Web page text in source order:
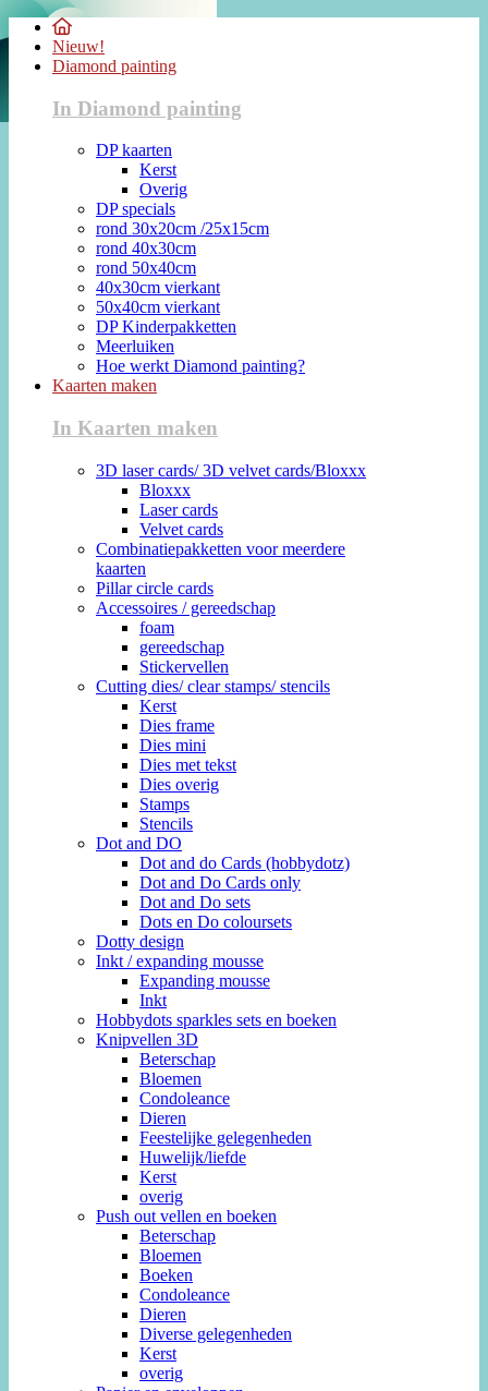
Nieuw!
Diamond painting
In Diamond painting
DP kaarten
Kerst
Overig
DP specials
rond 30x20cm /25x15cm
rond 40x30cm
rond 50x40cm
40x30cm vierkant
50x40cm vierkant
DP Kinderpakketten
Meerluiken
Hoe werkt Diamond painting?
Kaarten maken
In Kaarten maken
3D laser cards/ 3D velvet cards/Bloxxx
Bloxxx
Laser cards
Velvet cards
Combinatiepakketten voor meerdere
kaarten
Pillar circle cards
Accessoires / gereedschap
foam
gereedschap
Stickervellen
Cutting dies/ clear stamps/ stencils
Kerst
Dies frame
Dies mini
Dies met tekst
Dies overig
Stamps
Stencils
Dot and DO
Dot and do Cards (hobbydotz)
Dot and Do Cards only
Dot and Do sets
Dots en Do coloursets
Dotty design
Inkt / expanding mousse
Expanding mousse
Inkt
Hobbydots sparkles sets en boeken
Knipvellen 3D
Beterschap
Bloemen
Condoleance
Dieren
Feestelijke gelegenheden
Huwelijk/liefde
Kerst
overig
Push out vellen en boeken
Beterschap
Bloemen
Boeken
Condoleance
Dieren
Diverse gelegenheden
Kerst
overig